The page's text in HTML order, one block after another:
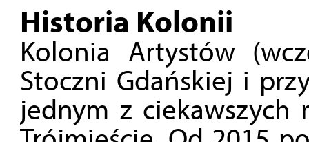
Historia Kolonii
Kolonia Artystów
Stoczni Gdańskiej i
jednym z ciekawszych